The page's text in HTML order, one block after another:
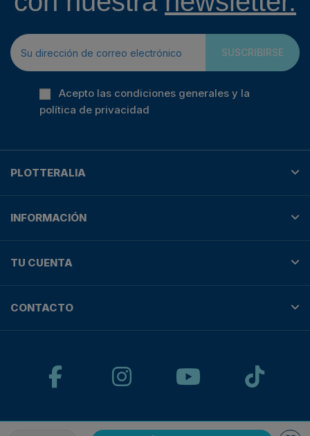
SUSCRIBIRSE
Acepto las condiciones generales y la
política de privacidad
PLOTTERALIA
INFORMACIÓN
TU CUENTA
CONTACTO